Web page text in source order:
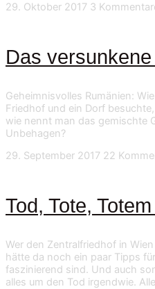
29. Oktober 2017 3
Das
Geheimnisvolles Rumänien:
Friedhof und ein Dorf
wie nennt man das gemischte
Unbehagen?
29. September 2017 22
Tod, Tote,
Wer den Zentralfriedhof in
hätte da noch ein paar Tipps
faszinierend sind. Und auch
alles um den Tod irgendwie.